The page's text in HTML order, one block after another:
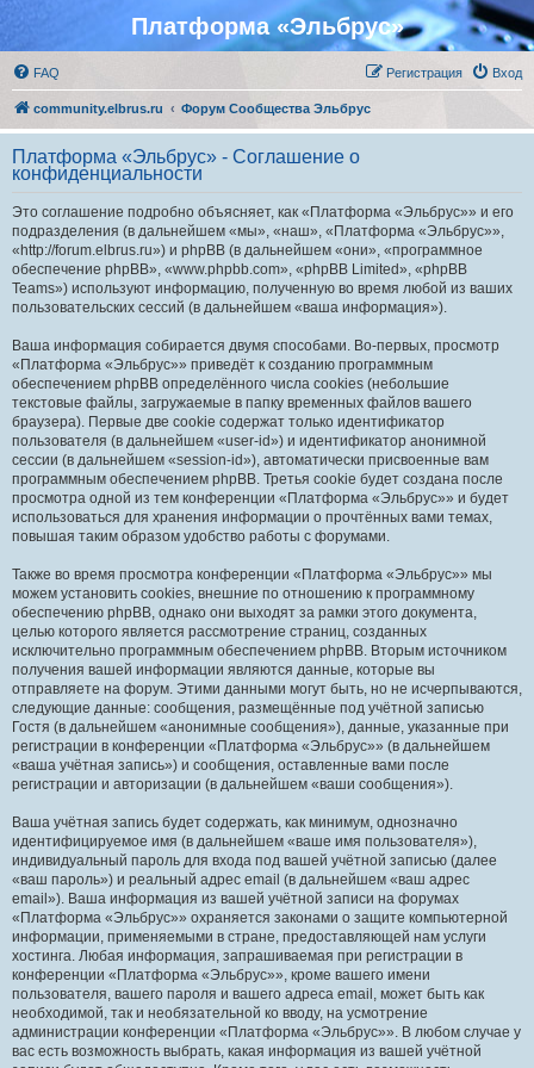
Платформа «Эльбрус»
FAQ Вход
Регистрация
community.elbrus.ru Форум Сообщества Эльбрус
Платформа «Эльбрус» - Соглашение о
конфиденциальности
Это соглашение подробно объясняет, как «Платформа «Эльбрус»» и его
подразделения (в дальнейшем «мы», «наш», «Платформа «Эльбрус»»,
«http://forum.elbrus.ru») и phpBB (в дальнейшем «они», «программное
обеспечение phpBB», «www.phpbb.com», «phpBB Limited», «phpBB
Teams») используют информацию, полученную во время любой из ваших
пользовательских сессий (в дальнейшем «ваша информация»).
Ваша информация собирается двумя способами. Во-первых, просмотр
«Платформа «Эльбрус»» приведёт к созданию программным
обеспечением phpBB определённого числа cookies (небольшие
текстовые файлы, загружаемые в папку временных файлов вашего
браузера). Первые две cookie содержат только идентификатор
пользователя (в дальнейшем «user-id») и идентификатор анонимной
сессии (в дальнейшем «session-id»), автоматически присвоенные вам
программным обеспечением phpBB. Третья cookie будет создана после
просмотра одной из тем конференции «Платформа «Эльбрус»» и будет
использоваться для хранения информации о прочтённых вами темах,
повышая таким образом удобство работы с форумами.
Также во время просмотра конференции «Платформа «Эльбрус»» мы
можем установить cookies, внешние по отношению к программному
обеспечению phpBB, однако они выходят за рамки этого документа,
целью которого является рассмотрение страниц, созданных
исключительно программным обеспечением phpBB. Вторым источником
получения вашей информации являются данные, которые вы
отправляете на форум. Этими данными могут быть, но не исчерпываются,
следующие данные: сообщения, размещённые под учётной записью
Гостя (в дальнейшем «анонимные сообщения»), данные, указанные при
регистрации в конференции «Платформа «Эльбрус»» (в дальнейшем
«ваша учётная запись») и сообщения, оставленные вами после
регистрации и авторизации (в дальнейшем «ваши сообщения»).
Ваша учётная запись будет содержать, как минимум, однозначно
идентифицируемое имя (в дальнейшем «ваше имя пользователя»),
индивидуальный пароль для входа под вашей учётной записью (далее
«ваш пароль») и реальный адрес email (в дальнейшем «ваш адрес
email»). Ваша информация из вашей учётной записи на форумах
«Платформа «Эльбрус»» охраняется законами о защите компьютерной
информации, применяемыми в стране, предоставляющей нам услуги
хостинга. Любая информация, запрашиваемая при регистрации в
конференции «Платформа «Эльбрус»», кроме вашего имени
пользователя, вашего пароля и вашего адреса email, может быть как
необходимой, так и необязательной ко вводу, на усмотрение
администрации конференции «Платформа «Эльбрус»». В любом случае у
вас есть возможность выбрать, какая информация из вашей учётной